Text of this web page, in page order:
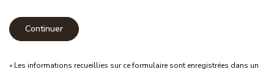
Continuer
« Les informations recueillies sur ce formulaire sont enregistrées dans un